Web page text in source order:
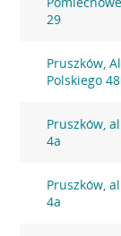
29
Pruszków,
Polskiego 48
Pruszków,
4a
Pruszków,
4a